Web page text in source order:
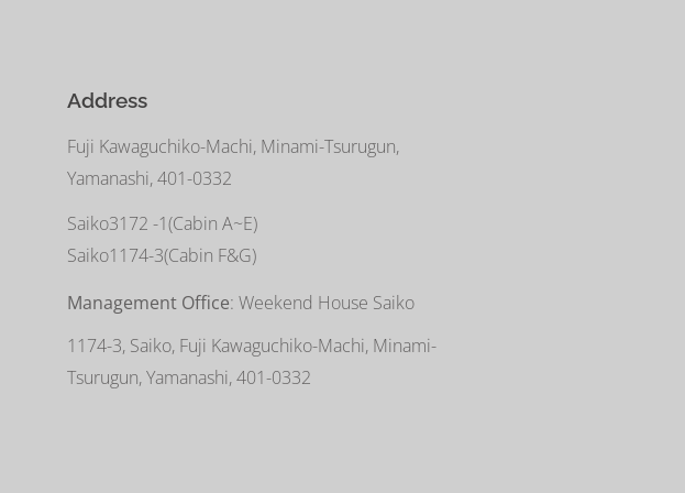
Address
Fuji Kawaguchiko-Machi, Minami-Tsurugun,
Yamanashi, 401-0332
Saiko3172 -1(Cabin A~E)
Saiko1174-3(​Cabin F&G)
Management Office: Weekend House Saiko
1174-3, Saiko, Fuji Kawaguchiko-Machi, Minami-
Tsurugun, Yamanashi, 401-0332